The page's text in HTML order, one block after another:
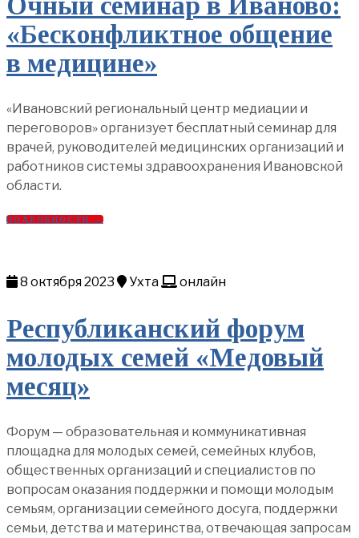
«Бесконфликтное общение
в медицине»
«Ивановский региональный центр медиации и
переговоров» организует бесплатный семинар для
врачей, руководителей медицинских организаций и
работников системы здравоохранения Ивановской
области.
ПОДРОБНОСТИ →
8 октября 2023 Ухта онлайн
Республиканский форум
молодых семей «Медовый
месяц»
Форум — образовательная и коммуникативная
площадка для молодых семей, семейных клубов,
общественных организаций и специалистов по
вопросам оказания поддержки и помощи молодым
семьям, организации семейного досуга, поддержки
семьи, детства и материнства, отвечающая запросам